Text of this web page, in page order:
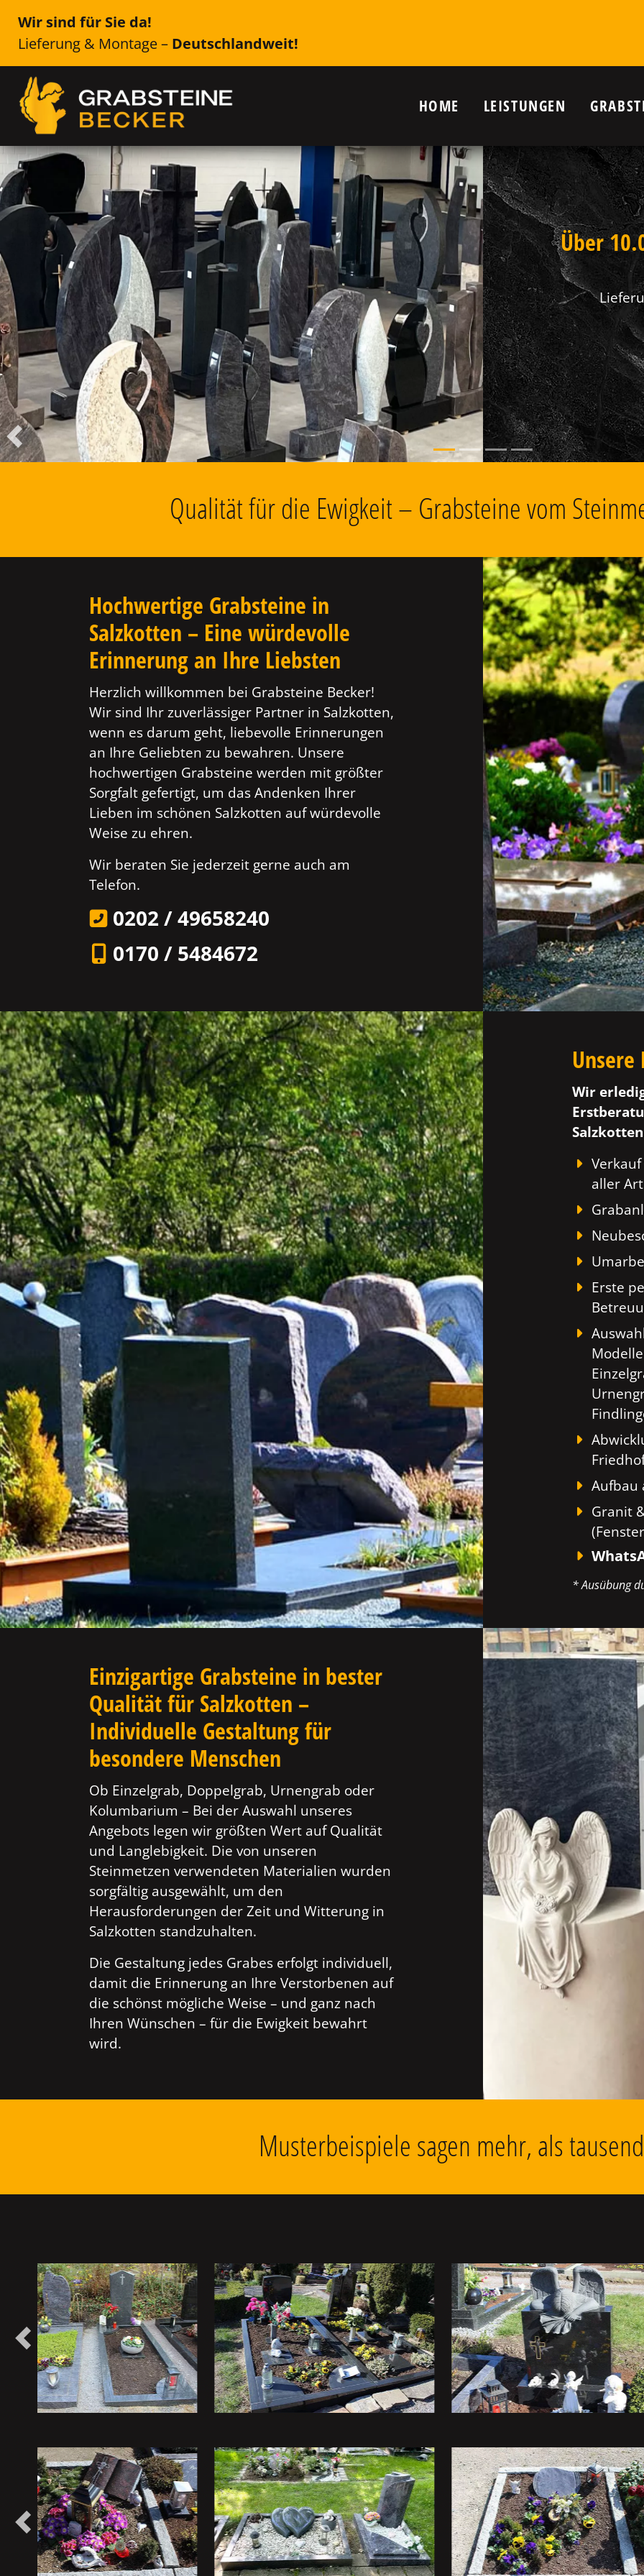
Wir sind für Sie da!
Lieferung & Montage – Deutschlandweit!
HOME LEISTUNGEN
Genau das Richtige für Ihr Grab in
Salzkotten
Einzelsteine, Doppelsteine, Urnenanlagen,
Liegesteine, Findlinge, Kolumbarien, Grabschmuck
u.v.m.
Vorheriger
Qualität für die Ewigkeit – Grabsteine vom
Hochwertige Grabsteine in
Salzkotten – Eine würdevolle
Erinnerung an Ihre Liebsten
Herzlich willkommen bei Grabsteine Becker!
Wir sind Ihr zuverlässiger Partner in Salzkotten,
wenn es darum geht, liebevolle Erinnerungen
an Ihre Geliebten zu bewahren. Unsere
hochwertigen Grabsteine werden mit größter
Sorgfalt gefertigt, um das Andenken Ihrer
Lieben im schönen Salzkotten auf würdevolle
Weise zu ehren.
Wir beraten Sie jederzeit gerne auch am
Telefon.
0202 / 49658240
0170 / 5484672
Unsere
Wir
aller Art
Erste
Aufbau
Granit
* Ausübung
Einzigartige Grabsteine in bester
Qualität für Salzkotten –
Individuelle Gestaltung für
besondere Menschen
Ob Einzelgrab, Doppelgrab, Urnengrab oder
Kolumbarium – Bei der Auswahl unseres
Angebots legen wir größten Wert auf Qualität
und Langlebigkeit. Die von unseren
Steinmetzen verwendeten Materialien wurden
sorgfältig ausgewählt, um den
Herausforderungen der Zeit und Witterung in
Salzkotten standzuhalten.
Die Gestaltung jedes Grabes erfolgt individuell,
damit die Erinnerung an Ihre Verstorbenen auf
die schönst mögliche Weise – und ganz nach
Ihren Wünschen – für die Ewigkeit bewahrt
wird.
Musterbeispiele sagen mehr, als
Vorheriges
Vorheriges